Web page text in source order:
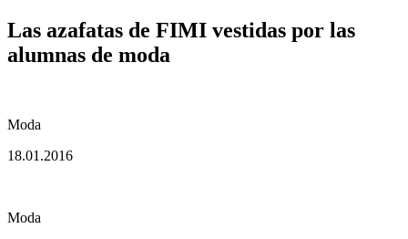
Las azafatas de FIMI vestidas por las
alumnas de moda
Moda
18.01.2016
Moda